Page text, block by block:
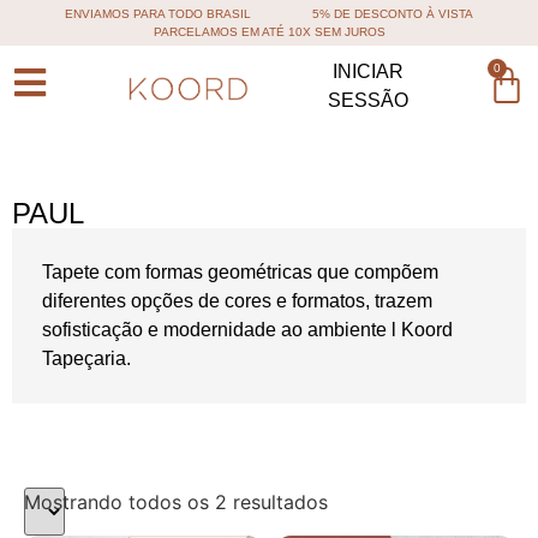
ENVIAMOS PARA TODO BRASIL
5% DE DESCONTO À VISTA
PARCELAMOS EM ATÉ 10X SEM JUROS
INICIAR
SESSÃO
0
PAUL
Tapete com formas geométricas que compõem
diferentes opções de cores e formatos, trazem
sofisticação e modernidade ao ambiente l Koord
Tapeçaria.
Mostrando todos os 2 resultados